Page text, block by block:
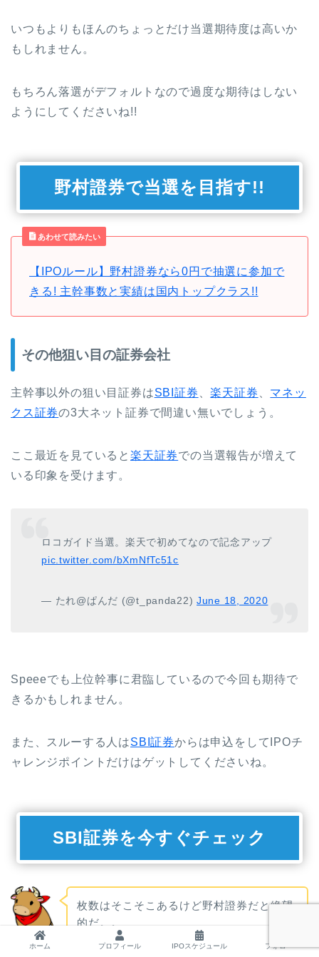
いつもよりもほんのちょっとだけ当選期待度は高いか
もしれません。
もちろん落選がデフォルトなので過度な期待はしない
ようにしてくださいね!!
野村證券で当選を目指す!!
あわせて読みたい
【IPOルール】野村證券なら0円で抽選に参加で
きる! 主幹事数と実績は国内トップクラス!!
その他狙い目の証券会社
主幹事以外の狙い目証券はSBI証券 、楽天証券 、 マネッ
クス証券の3大ネット証券で間違い無いでしょう。
ここ最近を見ていると 楽天証券での当選報告が増えて
いる印象を受けます。
ロコガイド当選。楽天で初めてなので記念アップ
pic.twitter.com/bXmNfTc51c
— たれ@ぱんだ (@t_panda22)June 18, 2020
Speeeでも上位幹事に君臨しているので今回も期待で
きるかもしれません。
また、スルーする人はSBI証券からは申込をしてIPOチ
ャレンジポイントだけはゲットしてくださいね。
SBI証券を今すぐチェック
ぶるぶる
枚数はそこそこあるけど野村證券だと絶望
的だ。。
ホーム プロフィール IPOスケジュール フォロー